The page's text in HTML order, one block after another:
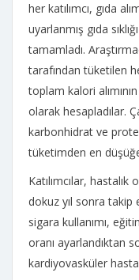
her katılımcı, gıda
uyarlanmış gıda
tamamladı.
tarafından tüketilen
toplam kalori
olarak hesapladılar.
karbonhidrat ve
tüketimden en
Katılımcılar, hastalık
dokuz yıl sonra takip
sigara kullanımı,
oranı ayarlandıktan
kardiyovasküler